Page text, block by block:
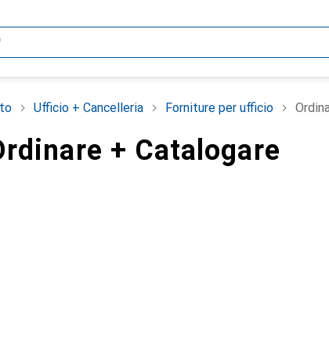
Ufficio + Cancelleria Forniture per ufficio
+ Catalogare